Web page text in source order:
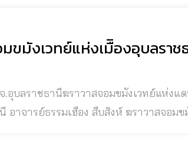
ขมังเวทย์แห่งเมืิองอุบลราช
ลราชธานีฆราวาสจอมขมังเวทย์แห่งแดนอีส
น